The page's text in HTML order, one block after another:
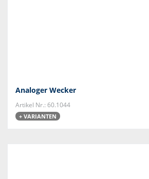
Analoger Wecker
Artikel Nr.: 60.1044
+ VARIANTEN